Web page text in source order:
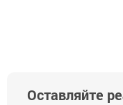
Оставляйте